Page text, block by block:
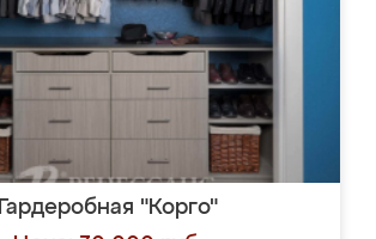
Гардеробная "Корго"